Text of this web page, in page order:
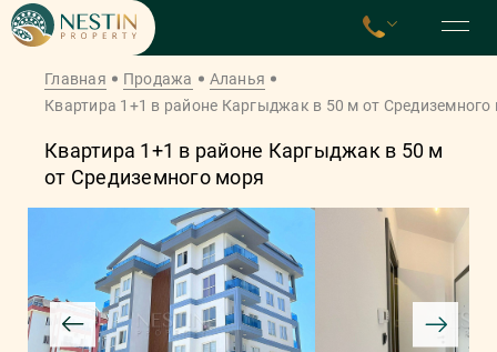
Главная Продажа
Аланья
Квартира 1+1 в районе Каргыджак в 50 м от Средиземного
Квартира 1+1 в районе Каргыджак в 50 м
от Средиземного моря